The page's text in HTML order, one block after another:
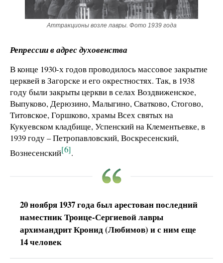
Аттракционы возле лавры. Фото 1939 года
Репрессии в адрес духовенства
В конце 1930-х годов проводилось массовое закрытие
церквей в Загорске и его окрестностях. Так, в 1938
году были закрыты церкви в селах Воздвиженское,
Выпуково, Дерюзино, Малыгино, Сватково, Стогово,
Титовское, Горшково, храмы Всех святых на
Кукуевском кладбище, Успенский на Клементьевке, в
1939 году – Петропавловский, Воскресенский,
Вознесенский[6].
20 ноября 1937 года был арестован последний
наместник Троице-Сергиевой лавры
архимандрит Кронид (Любимов) и с ним еще
14 человек